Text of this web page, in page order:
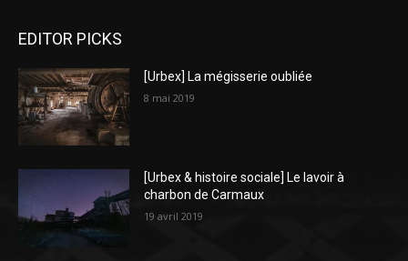
EDITOR PICKS
[Urbex] La mégisserie oubliée
8 mai 2019
[Urbex & histoire sociale] Le lavoir à
charbon de Carmaux
19 avril 2019